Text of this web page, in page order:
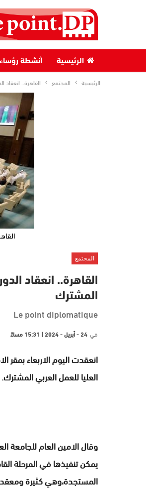
الرئيسية أنشطة رؤساء
الرئيسية المجتمع القاهرة.. انعقاد الدورة العادية ال56
القاهرة..
المجتمع
المشترك
Le point diplomatique
في 24 - أبريل - 2024 | 15:31 مساءً
العليا للعمل العربي المشترك.
وقال الامين العام للجامعة
يمكن تنفيذها في المرحلة
المستجدة،وهي كثيرة